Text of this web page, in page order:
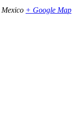
Mexico + Google Map